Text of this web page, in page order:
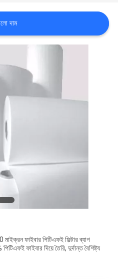
দাম
ফাইবার পিটিএফই ফিল্টার ব্যাগ
ফাইবার দিয়ে তৈরি, দুর্দান্ত বৈশিষ্ট্য